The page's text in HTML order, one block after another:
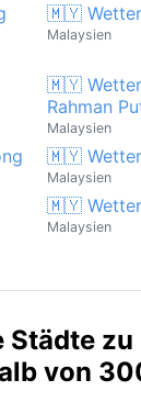
🇲🇾 Wetter
Malaysien
🇲🇾 Wetter
Rahman
Malaysien
🇲🇾 Wetter
Malaysien
🇲🇾 Wetter
Malaysien
Städte
von